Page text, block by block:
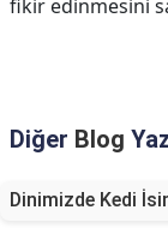
fikir edinmesini
Diğer Blog
Dinimizde Kedi